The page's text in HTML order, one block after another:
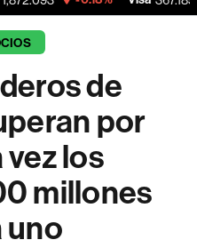
de
por
los
millones
uno